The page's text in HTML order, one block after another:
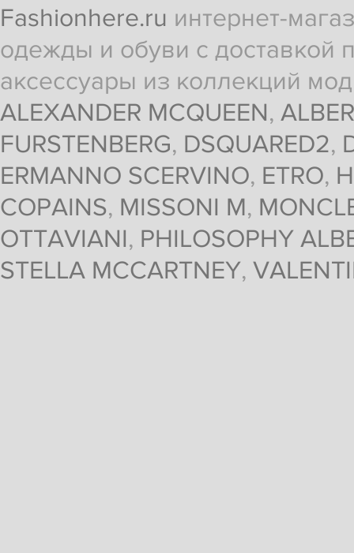
Fashionhere.ru интернет-
одежды и обуви с доставкой
аксессуары из коллекций
ALEXANDER MCQUEEN,
FURSTENBERG, DSQUARED2,
ERMANNO SCERVINO, ETRO,
COPAINS, MISSONI M,
OTTAVIANI, PHILOSOPHY
STELLA MCCARTNEY,